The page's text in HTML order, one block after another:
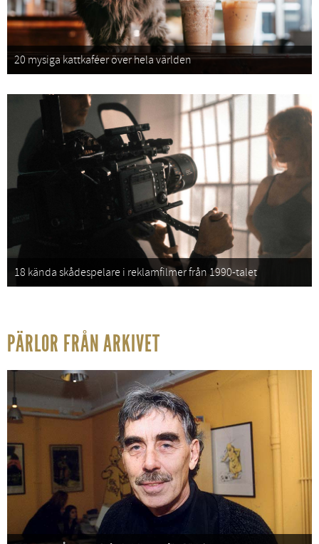
20 mysiga kattkaféer över hela världen
18 kända skådespelare i reklamfilmer från 1990-talet
PÄRLOR FRÅN ARKIVET